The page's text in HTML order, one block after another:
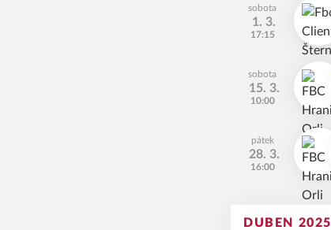
sobota
1. 3.
17:15
sobota
15. 3.
10:00
pátek
28. 3.
16:00
DUBEN 2025